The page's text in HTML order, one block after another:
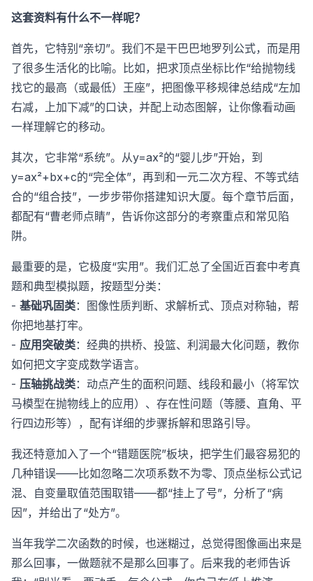
这套资料有什么不一样呢？
首先，它特别“亲切”。我们不是干巴巴地罗列公式，而是用
了很多生活化的比喻。比如，把求顶点坐标比作“给抛物线
找它的最高（或最低）王座”，把图像平移规律总结成“左加
右减，上加下减”的口诀，并配上动态图解，让你像看动画
一样理解它的移动。
其次，它非常“系统”。从y=ax²的“婴儿步”开始，到
y=ax²+bx+c的“完全体”，再到和一元二次方程、不等式结
合的“组合技”，一步步带你搭建知识大厦。每个章节后面，
都配有“曹老师点睛”，告诉你这部分的考察重点和常见陷
阱。
最重要的是，它极度“实用”。我们汇总了全国近百套中考真
题和典型模拟题，按题型分类：
- 基础巩固类：图像性质判断、求解析式、顶点对称轴，帮
你把地基打牢。
- 应用突破类：经典的拱桥、投篮、利润最大化问题，教你
如何把文字变成数学语言。
- 压轴挑战类：动点产生的面积问题、线段和最小（将军饮
马模型在抛物线上的应用）、存在性问题（等腰、直角、平
行四边形等），配有详细的步骤拆解和思路引导。
我还特意加入了一个“错题医院”板块，把学生们最容易犯的
几种错误——比如忽略二次项系数不为零、顶点坐标公式记
混、自变量取值范围取错——都“挂上了号”，分析了“病
因”，并给出了“处方”。
当年我学二次函数的时候，也迷糊过，总觉得图像画出来是
那么回事，一做题就不是那么回事了。后来我的老师告诉